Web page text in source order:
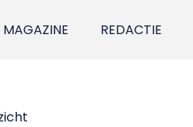
MAGAZINE REDACTIE